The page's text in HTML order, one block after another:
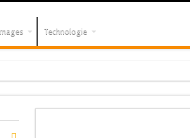
Technologie